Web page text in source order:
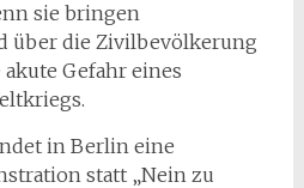
sie bringen
über die Zivilbevölkerung
Gefahr eines
in Berlin eine
statt „Nein zu